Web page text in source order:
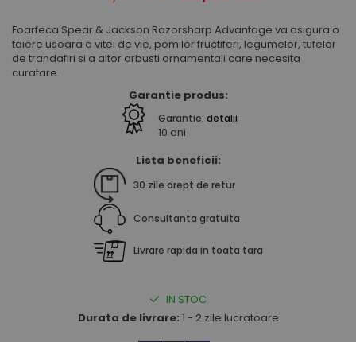
Foarfeca Spear & Jackson Razorsharp Advantage va asigura o
taiere usoara a vitei de vie, pomilor fructiferi, legumelor, tufelor
de trandafiri si a altor arbusti ornamentali care necesita
curatare.
Garantie produs:
Garantie: detalii
10 ani
Lista beneficii:
30 zile drept de retur
Consultanta gratuita
Livrare rapida in toata tara
IN STOC
Durata de livrare: 1 - 2 zile lucratoare